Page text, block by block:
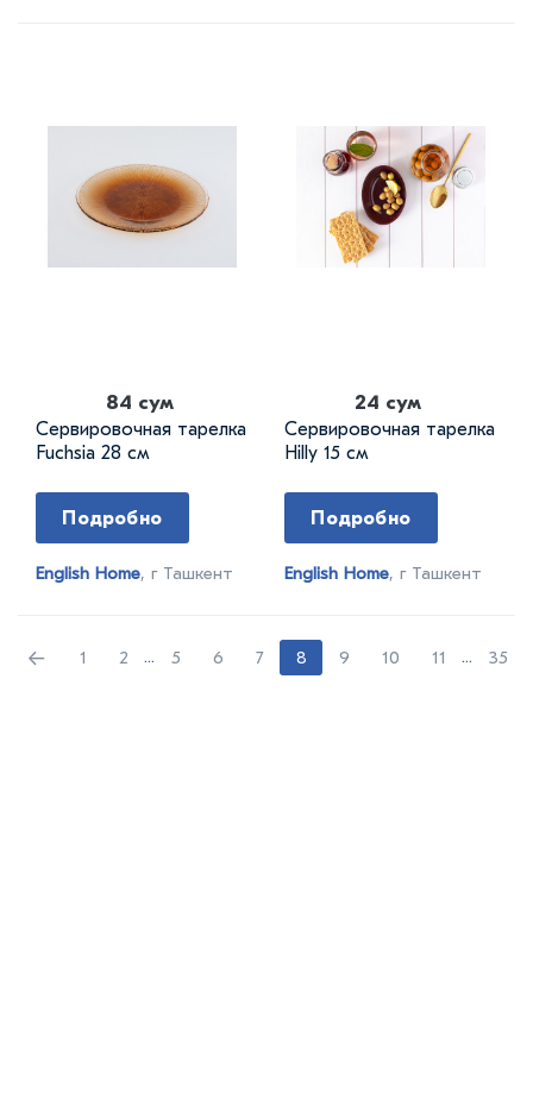
84 сум
Сервировочная тарелка
Fuchsia 28 см
Подробно
English Home, г Ташкент
24 сум
Сервировочная тарелка
Hilly 15 см
Подробно
English Home, г Ташкент
← 1 2 ... 5 6 7 8 9 10 11 ... 35